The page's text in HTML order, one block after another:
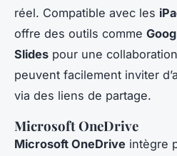
réel. Compatible avec les
offre des outils comme
Slides pour une
peuvent facilement inviter
via des liens de partage.
Microsoft OneDrive
Microsoft OneDrive intègre